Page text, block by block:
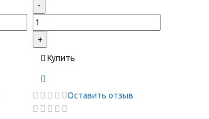
-
+
Купить
Оставить отзыв